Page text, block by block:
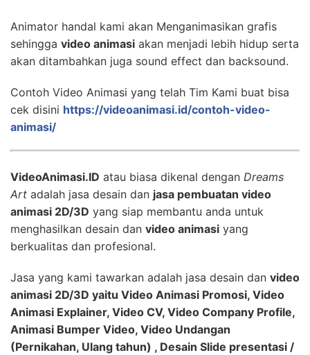
Animator handal kami akan Menganimasikan grafis
sehingga video animasi akan menjadi lebih hidup serta
akan ditambahkan juga sound effect dan backsound.
Contoh Video Animasi yang telah Tim Kami buat bisa
cek disini https://videoanimasi.id/contoh-video-
animasi/
VideoAnimasi.ID atau biasa dikenal dengan Dreams
Art adalah jasa desain dan jasa pembuatan video
animasi 2D/3D yang siap membantu anda untuk
menghasilkan desain dan video animasi yang
berkualitas dan profesional.
Jasa yang kami tawarkan adalah jasa desain dan video
animasi 2D/3D yaitu Video Animasi Promosi, Video
Animasi Explainer, Video CV, Video Company Profile,
Animasi Bumper Video, Video Undangan
(Pernikahan, Ulang tahun) , Desain Slide presentasi /